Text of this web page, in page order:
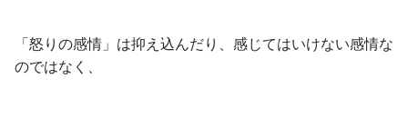
「怒りの感情」は抑え込んだり、感じてはいけない感情な
のではなく、